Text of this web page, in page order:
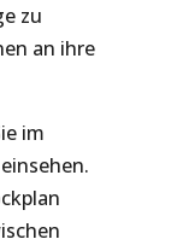
zu
an ihre
im